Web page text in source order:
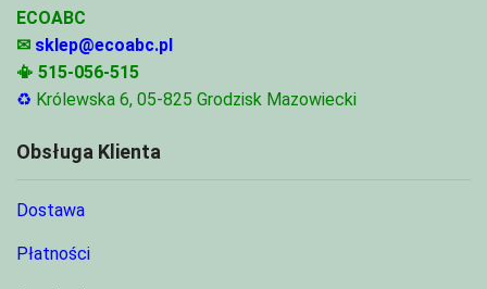
ECOABC
✉ sklep@ecoabc.pl
📳 515-056-515
♻ Królewska 6, 05-825 Grodzisk Mazowiecki
Obsługa Klienta
Dostawa
Płatności